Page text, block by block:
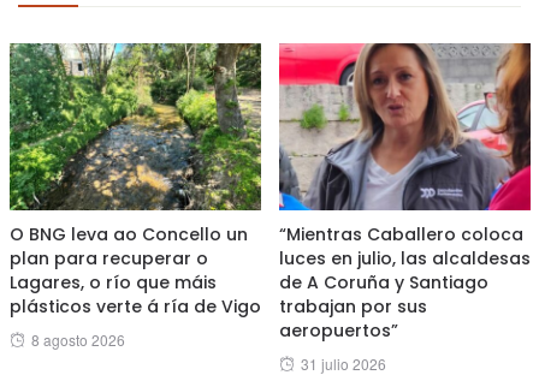
O BNG leva ao Concello un
plan para recuperar o
Lagares, o río que máis
plásticos verte á ría de Vigo
Posted
8 agosto 2026
“Mientras Caballero coloca
luces en julio, las alcaldesas
de A Coruña y Santiago
trabajan por sus
aeropuertos”
Posted
31 julio 2026